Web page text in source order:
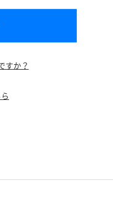
すか？